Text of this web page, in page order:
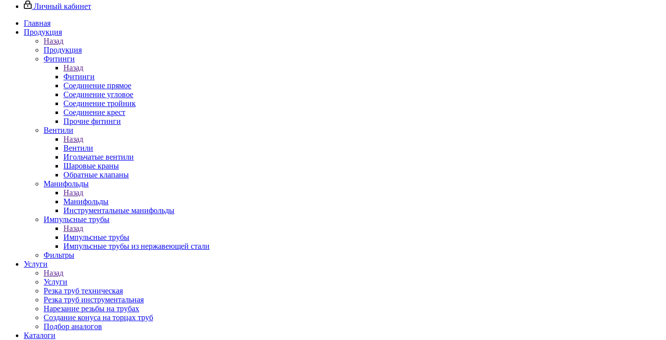
Личный кабинет
Главная
Продукция
Назад
Продукция
Фитинги
Назад
Фитинги
Соединение прямое
Соединение угловое
Соединение тройник
Соединение крест
Прочие фитинги
Вентили
Назад
Вентили
Игольчатые вентили
Шаровые краны
Обратные клапаны
Манифольды
Назад
Манифольды
Инструментальные манифольды
Импульсные трубы
Назад
Импульсные трубы
Импульсные трубы из нержавеющей стали
Фильтры
Услуги
Назад
Услуги
Резка труб техническая
Резка труб инструментальная
Нарезание резьбы на трубах
Создание конуса на торцах труб
Подбор аналогов
Каталоги